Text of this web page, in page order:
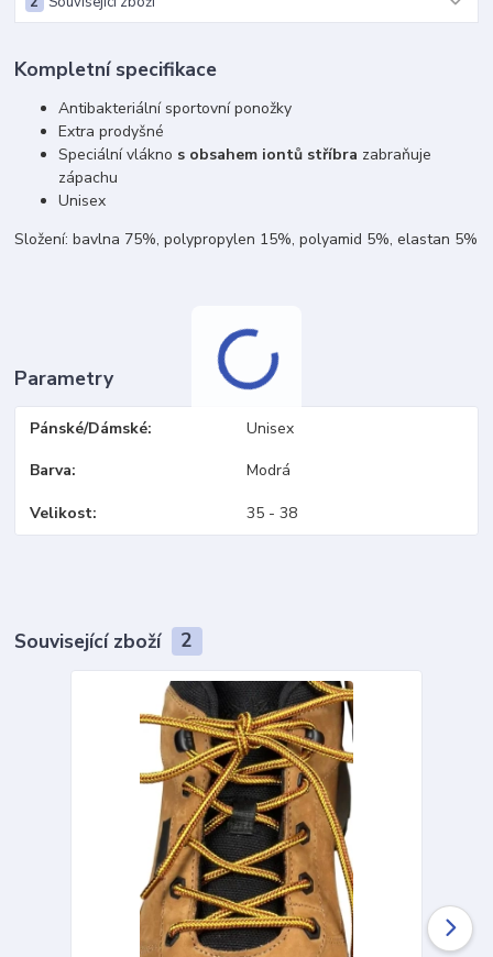
Kompletní specifikace
Antibakteriální sportovní ponožky
Extra prodyšné
Speciální vlákno s obsahem iontů stříbra zabraňuje
zápachu
Unisex
Složení: bavlna 75%, polypropylen 15%, polyamid 5%, elastan 5%
Parametry
Pánské/Dámské Unisex
Barva Modrá
Velikost 35 - 38
Související zboží 2